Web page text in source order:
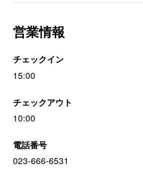
営業情報
チェックイン
15:00
チェックアウト
10:00
電話番号
023-666-6531